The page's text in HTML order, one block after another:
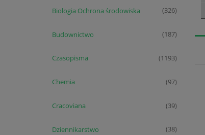
Biologia Ochrona środowiska (326)
Budownictwo (187)
Czasopisma (1193)
Chemia (97)
Cracoviana (39)
Dziennikarstwo (38)